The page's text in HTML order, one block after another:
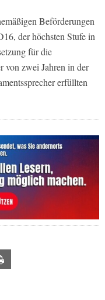
Beförderungen
der höchsten Stufe in
für die
von zwei Jahren in der
erfüllten